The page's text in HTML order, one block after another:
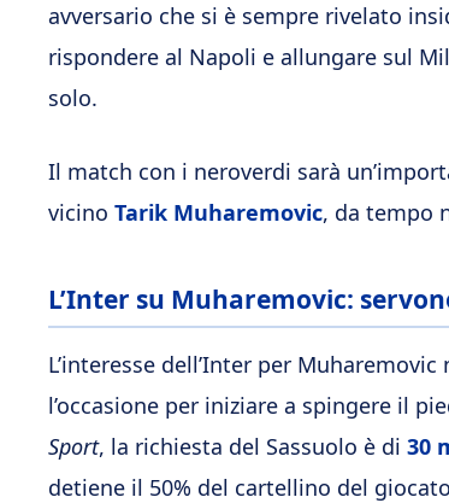
avversario che si è sempre rivelato
rispondere al Napoli e allungare sul
solo.
Il match con i neroverdi sarà
vicino Tarik Muharemovic, da tempo
L’Inter su Muharemovic:
L’interesse dell’Inter per
l’occasione per iniziare a spingere il
Sport, la richiesta del Sassuolo è di 30
detiene il 50% del cartellino del